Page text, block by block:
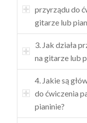
przyrządu do
gitarze lub
3. Jak działa
na gitarze lub
4. Jakie są
do ćwiczenia
pianinie?